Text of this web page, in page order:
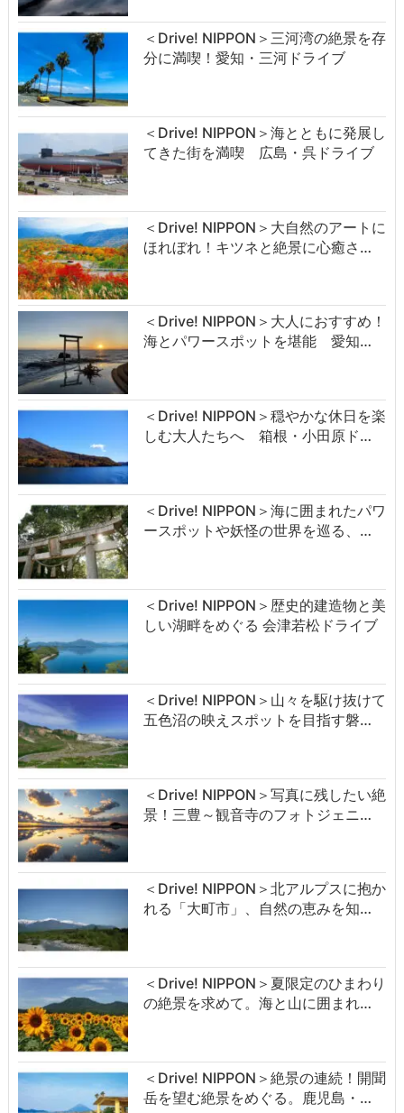
＜Drive! NIPPON＞三河湾の絶景を存
分に満喫！愛知・三河ドライブ
＜Drive! NIPPON＞海とともに発展し
てきた街を満喫 広島・呉ドライブ
＜Drive! NIPPON＞大自然のアートに
ほれぼれ！キツネと絶景に心癒さ…
＜Drive! NIPPON＞大人におすすめ！
海とパワースポットを堪能 愛知…
＜Drive! NIPPON＞穏やかな休日を楽
しむ大人たちへ 箱根・小田原ド…
＜Drive! NIPPON＞海に囲まれたパワ
ースポットや妖怪の世界を巡る、…
＜Drive! NIPPON＞歴史的建造物と美
しい湖畔をめぐる 会津若松ドライブ
＜Drive! NIPPON＞山々を駆け抜けて
五色沼の映えスポットを目指す磐…
＜Drive! NIPPON＞写真に残したい絶
景！三豊～観音寺のフォトジェニ…
＜Drive! NIPPON＞北アルプスに抱か
れる「大町市」、自然の恵みを知…
＜Drive! NIPPON＞夏限定のひまわり
の絶景を求めて。海と山に囲まれ…
＜Drive! NIPPON＞絶景の連続！開聞
岳を望む絶景をめぐる。鹿児島・…